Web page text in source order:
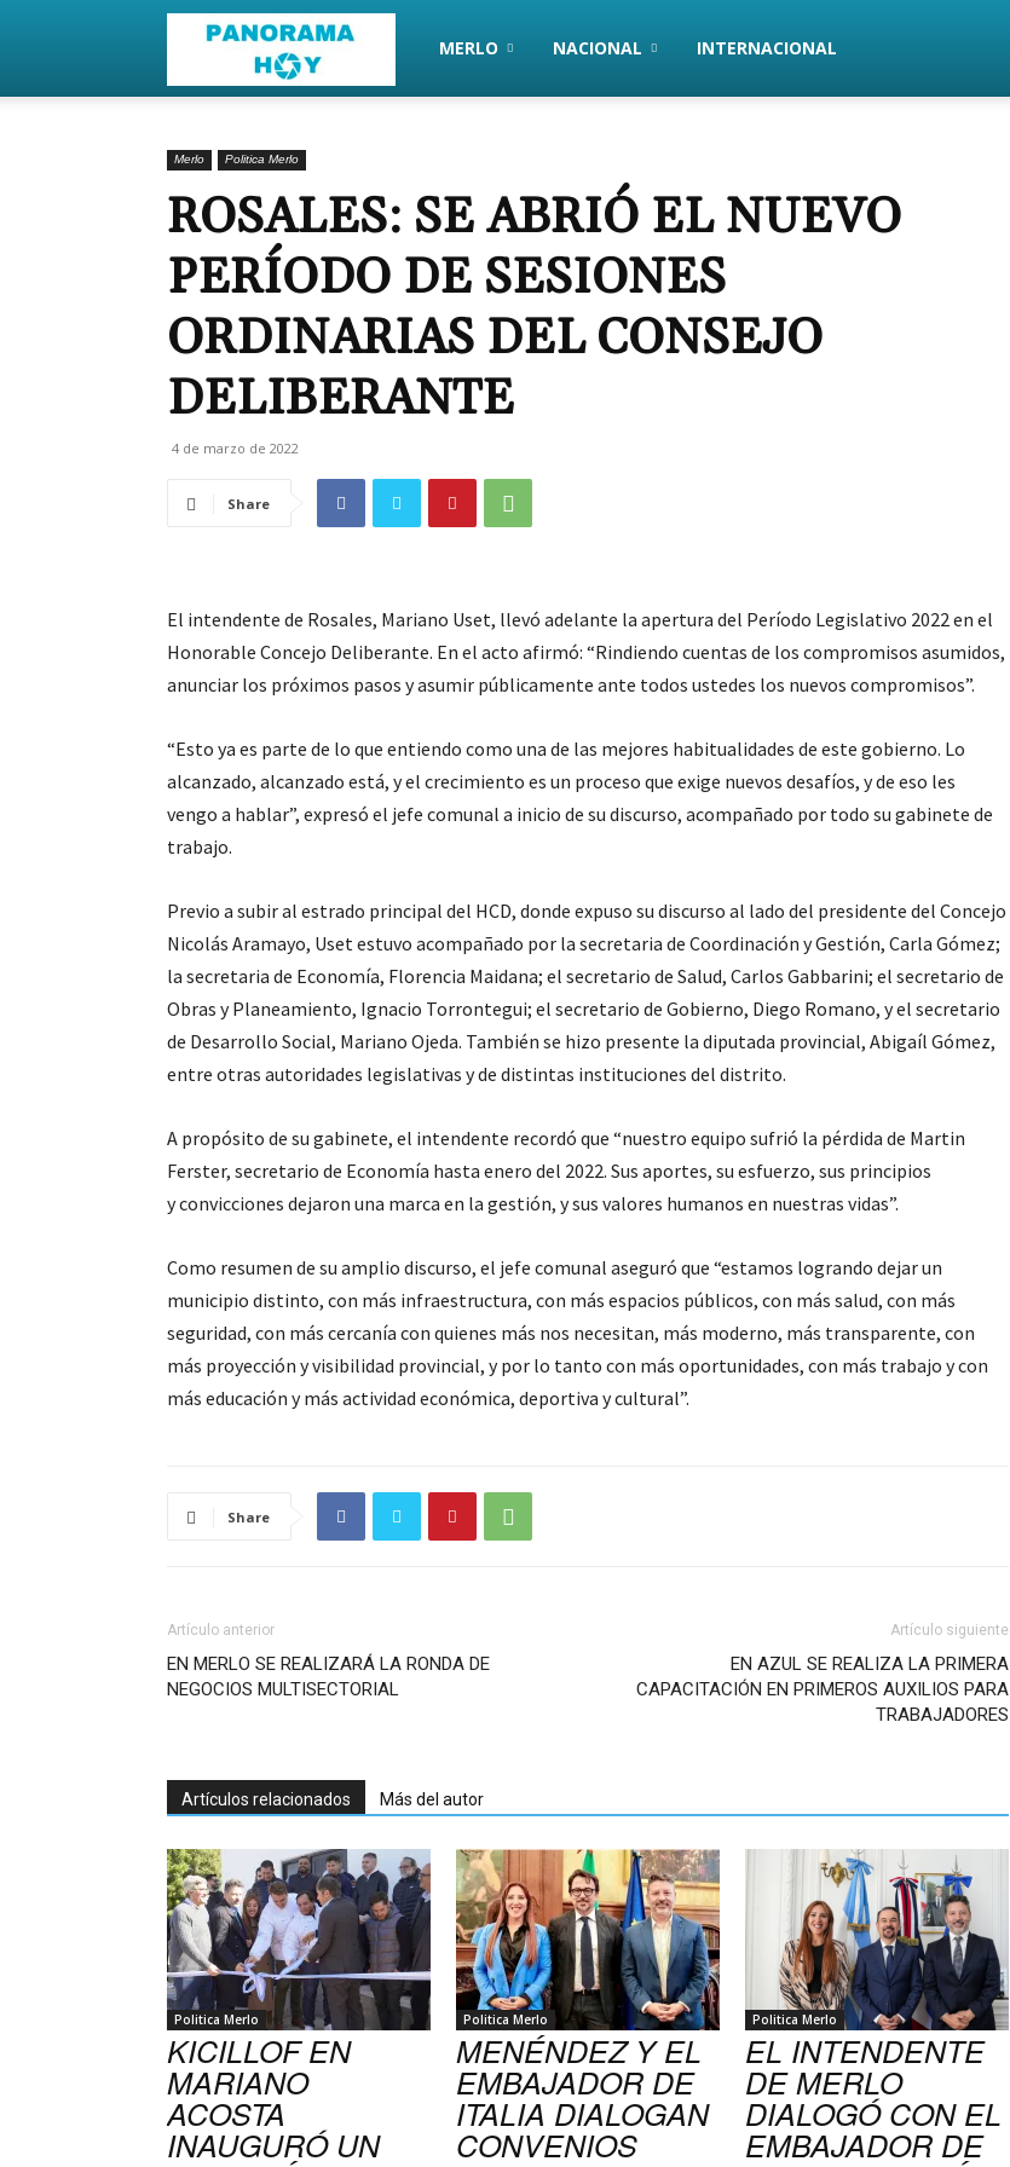
PanoramaHoy
MERLO NACIONAL INTERNACIONAL
Merlo Politica Merlo
ROSALES: SE ABRIÓ EL NUEVO
PERÍODO DE SESIONES
ORDINARIAS DEL CONSEJO
DELIBERANTE
4 de marzo de 2022
Share
El intendente de Rosales, Mariano Uset, llevó adelante la apertura del Período Legislativo 2022 en el
Honorable Concejo Deliberante. En el acto afirmó: “Rindiendo cuentas de los compromisos asumidos,
anunciar los próximos pasos y asumir públicamente ante todos ustedes los nuevos compromisos”.
“Esto ya es parte de lo que entiendo como una de las mejores habitualidades de este gobierno. Lo
alcanzado, alcanzado está, y el crecimiento es un proceso que exige nuevos desafíos, y de eso les
vengo a hablar”, expresó el jefe comunal a inicio de su discurso, acompañado por todo su gabinete de
trabajo.
Previo a subir al estrado principal del HCD, donde expuso su discurso al lado del presidente del Concejo
Nicolás Aramayo, Uset estuvo acompañado por la secretaria de Coordinación y Gestión, Carla Gómez;
la secretaria de Economía, Florencia Maidana; el secretario de Salud, Carlos Gabbarini; el secretario de
Obras y Planeamiento, Ignacio Torrontegui; el secretario de Gobierno, Diego Romano, y el secretario
de Desarrollo Social, Mariano Ojeda. También se hizo presente la diputada provincial, Abigaíl Gómez,
entre otras autoridades legislativas y de distintas instituciones del distrito.
A propósito de su gabinete, el intendente recordó que “nuestro equipo sufrió la pérdida de Martin
Ferster, secretario de Economía hasta enero del 2022. Sus aportes, su esfuerzo, sus principios
y convicciones dejaron una marca en la gestión, y sus valores humanos en nuestras vidas”.
Como resumen de su amplio discurso, el jefe comunal aseguró que “estamos logrando dejar un
municipio distinto, con más infraestructura, con más espacios públicos, con más salud, con más
seguridad, con más cercanía con quienes más nos necesitan, más moderno, más transparente, con
más proyección y visibilidad provincial, y por lo tanto con más oportunidades, con más trabajo y con
más educación y más actividad económica, deportiva y cultural”.
Share
Artículo anterior
EN MERLO SE REALIZARÁ LA RONDA DE
NEGOCIOS MULTISECTORIAL
Artículo siguiente
EN AZUL SE REALIZA LA PRIMERA
CAPACITACIÓN EN PRIMEROS AUXILIOS PARA
TRABAJADORES
Artículos relacionados Más del autor
Politica Merlo
KICILLOF EN
MARIANO
ACOSTA
INAUGURÓ UN
Politica Merlo
MENÉNDEZ Y EL
EMBAJADOR DE
ITALIA DIALOGAN
CONVENIOS
Politica Merlo
EL INTENDENTE
DE MERLO
DIALOGÓ CON EL
EMBAJADOR DE